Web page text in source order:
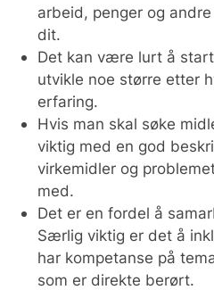
arbeid, penger og
dit.
Det kan være lurt å
utvikle noe større etter
erfaring.
Hvis man skal søke
viktig med en god
virkemidler og
med.
Det er en fordel å
Særlig viktig er det å
har kompetanse på
som er direkte berørt.